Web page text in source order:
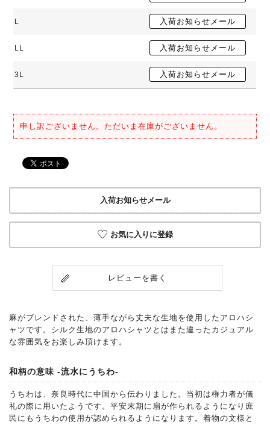
L
LL
3L
申し訳ございません。ただいま在庫がございません。
入荷お知らせメール
お気に入りに登録
レビューを書く
麻がブレンドされた、薄手ながら丈夫な生地を使用したアロハシ
ャツです。シルク生地のアロハシャツとはまた違ったカジュアル
な雰囲気をお楽しみ頂けます。
和柄の意味 -流水にうちわ-
うちわは、奈良時代に中国から伝わりました。当初は権力者が儀
礼の際に用いたようです。平安末期に扇が作られるようになり庶
民にもうちわの使用が認められるようになります。着物の文様と